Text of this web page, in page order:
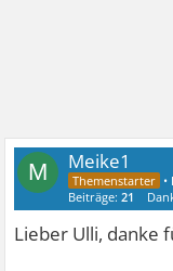
M Meike1
•
Beiträge:21
Lieber Ulli, danke